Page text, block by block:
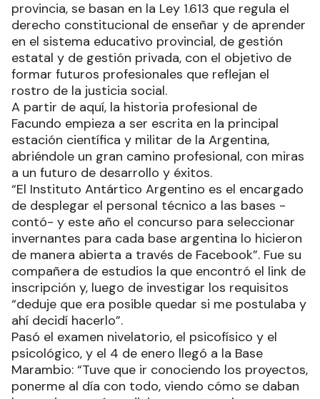
provincia, se basan en la Ley 1.613 que regula el
derecho constitucional de enseñar y de aprender
en el sistema educativo provincial, de gestión
estatal y de gestión privada, con el objetivo de
formar futuros profesionales que reflejan el
rostro de la justicia social.
A partir de aquí, la historia profesional de
Facundo empieza a ser escrita en la principal
estación científica y militar de la Argentina,
abriéndole un gran camino profesional, con miras
a un futuro de desarrollo y éxitos.
“El Instituto Antártico Argentino es el encargado
de desplegar el personal técnico a las bases -
contó- y este año el concurso para seleccionar
invernantes para cada base argentina lo hicieron
de manera abierta a través de Facebook”. Fue su
compañera de estudios la que encontró el link de
inscripción y, luego de investigar los requisitos
“deduje que era posible quedar si me postulaba y
ahí decidí hacerlo”.
Pasó el examen nivelatorio, el psicofísico y el
psicológico, y el 4 de enero llegó a la Base
Marambio: “Tuve que ir conociendo los proyectos,
ponerme al día con todo, viendo cómo se daban